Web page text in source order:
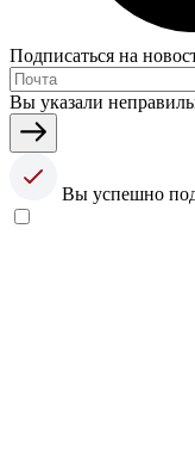
Подписаться на
Вы указали
Вы успешно